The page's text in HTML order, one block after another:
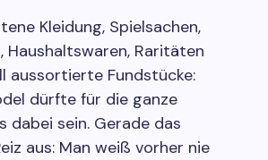
Kleidung, Spielsachen,
Haushaltswaren, Raritäten
aussortierte Fundstücke:
dürfte für die ganze
dabei sein. Gerade das
aus: Man weiß vorher nie